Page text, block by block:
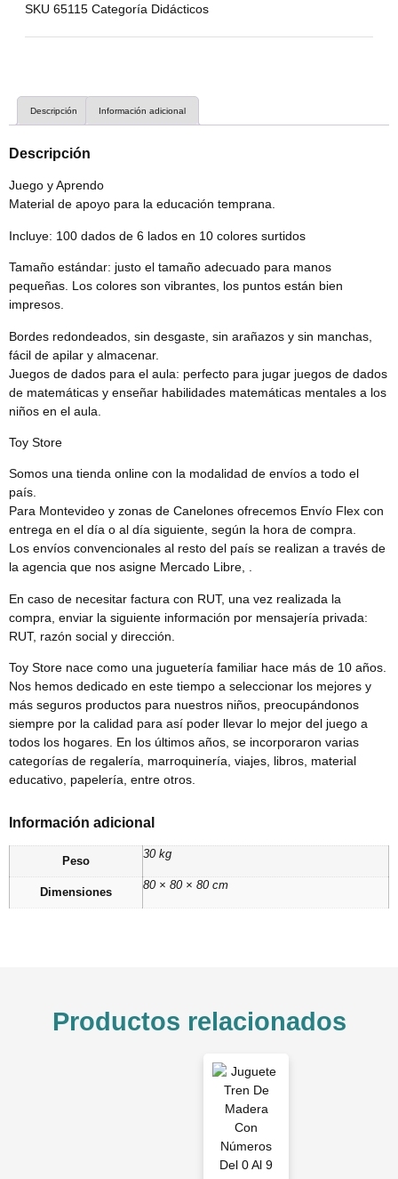
SKU 65115 Categoría Didácticos
Descripción Información adicional
Descripción
Juego y Aprendo
Material de apoyo para la educación temprana.
Incluye: 100 dados de 6 lados en 10 colores surtidos
Tamaño estándar: justo el tamaño adecuado para manos
pequeñas. Los colores son vibrantes, los puntos están bien
impresos.
Bordes redondeados, sin desgaste, sin arañazos y sin manchas,
fácil de apilar y almacenar.
Juegos de dados para el aula: perfecto para jugar juegos de dados
de matemáticas y enseñar habilidades matemáticas mentales a los
niños en el aula.
Toy Store
Somos una tienda online con la modalidad de envíos a todo el
país.
Para Montevideo y zonas de Canelones ofrecemos Envío Flex con
entrega en el día o al día siguiente, según la hora de compra.
Los envíos convencionales al resto del país se realizan a través de
la agencia que nos asigne Mercado Libre, .
En caso de necesitar factura con RUT, una vez realizada la
compra, enviar la siguiente información por mensajería privada:
RUT, razón social y dirección.
Toy Store nace como una juguetería familiar hace más de 10 años.
Nos hemos dedicado en este tiempo a seleccionar los mejores y
más seguros productos para nuestros niños, preocupándonos
siempre por la calidad para así poder llevar lo mejor del juego a
todos los hogares. En los últimos años, se incorporaron varias
categorías de regalería, marroquinería, viajes, libros, material
educativo, papelería, entre otros.
Información adicional
Peso
30 kg
Dimensiones
80 × 80 × 80 cm
Productos relacionados